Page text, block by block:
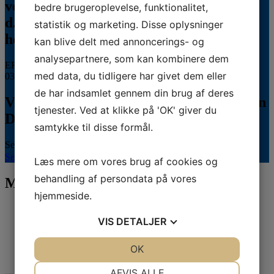
veterinærsygeplejerske uddannelsen
d.8.+9.+10. september. Se invitationen
herunder.
ERFA 2026...
03.08.2026
Veterinærsygeplejerske søges til Hvidsten
Dyrehospital
Se stillingsopslaget her...
Se hele kalenderen
Mød vores sponsorer
bedre brugeroplevelse, funktionalitet,
statistik og marketing. Disse oplysninger
kan blive delt med annoncerings- og
analysepartnere, som kan kombinere dem
med data, du tidligere har givet dem eller
de har indsamlet gennem din brug af deres
tjenester. Ved at klikke på 'OK' giver du
samtykke til disse formål.
Læs mere om vores brug af cookies og
behandling af persondata på vores
hjemmeside.
VIS DETALJER
OK